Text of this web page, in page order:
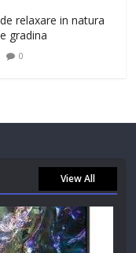
relaxare in natura
gradina
0
View All